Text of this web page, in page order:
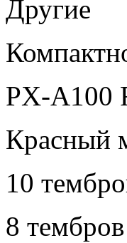
Другие
PX-A100
Красный
10
8 тембров